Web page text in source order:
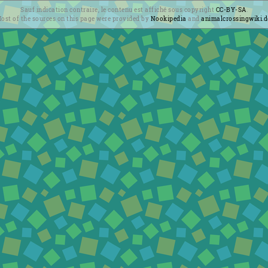
Sauf indication contraire, le contenu est affiché sous copyright CC-BY-SA.
of the sources on this page were provided by Nookipedia and